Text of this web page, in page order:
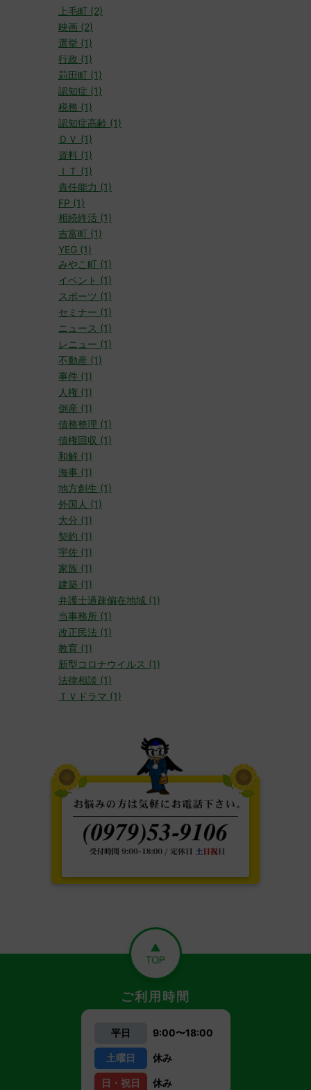
上毛町 (2)
映画 (2)
選挙 (1)
行政 (1)
苅田町 (1)
認知症 (1)
税務 (1)
認知症高齢 (1)
ＤＶ (1)
資料 (1)
ＩＴ (1)
責任能力 (1)
FP (1)
相続終活 (1)
吉富町 (1)
YEG (1)
みやこ町 (1)
イベント (1)
スポーツ (1)
セミナー (1)
ニュース (1)
レニュー (1)
不動産 (1)
事件 (1)
人権 (1)
倒産 (1)
債務整理 (1)
債権回収 (1)
和解 (1)
海事 (1)
地方創生 (1)
外国人 (1)
大分 (1)
契約 (1)
宇佐 (1)
家族 (1)
建築 (1)
弁護士過疎偏在地域 (1)
当事務所 (1)
改正民法 (1)
教育 (1)
新型コロナウイルス (1)
法律相談 (1)
ＴＶドラマ (1)
ご利用時間
平日 9:00〜18:00
土曜日 休み
日・祝日 休み